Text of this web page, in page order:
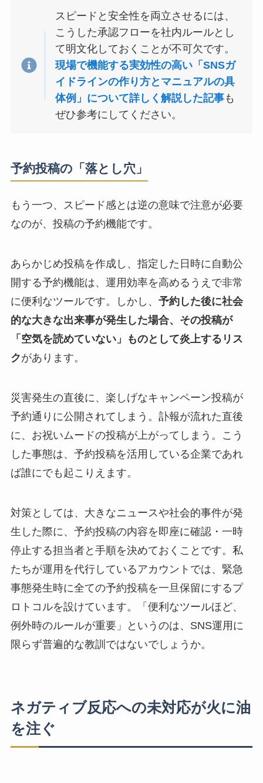
スピードと安全性を両立させるには、
こうした承認フローを社内ルールとし
て明文化しておくことが不可欠です。
現場で機能する実効性の高い「SNSガ
イドラインの作り方とマニュアルの具
体例」について詳しく解説した記事も
ぜひ参考にしてください。
予約投稿の「落とし穴」
もう一つ、スピード感とは逆の意味で注意が必要
なのが、投稿の予約機能です。
あらかじめ投稿を作成し、指定した日時に自動公
開する予約機能は、運用効率を高めるうえで非常
に便利なツールです。しかし、 予約した後に社会
的な大きな出来事が発生した場合、その投稿が
「空気を読めていない」ものとして炎上するリス
クがあります。
災害発生の直後に、楽しげなキャンペーン投稿が
予約通りに公開されてしまう。訃報が流れた直後
に、お祝いムードの投稿が上がってしまう。こう
した事態は、予約投稿を活用している企業であれ
ば誰にでも起こりえます。
対策としては、大きなニュースや社会的事件が発
生した際に、予約投稿の内容を即座に確認・一時
停止する担当者と手順を決めておくことです。私
たちが運用を代行しているアカウントでは、緊急
事態発生時に全ての予約投稿を一旦保留にするプ
ロトコルを設けています。「便利なツールほど、
例外時のルールが重要」というのは、SNS運用に
限らず普遍的な教訓ではないでしょうか。
ネガティブ反応への未対応が火に油
を注ぐ